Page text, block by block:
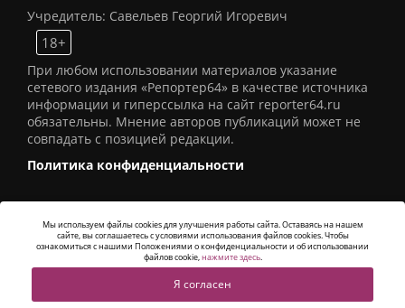
Учредитель: Савельев Георгий Игоревич
18+
При любом использовании материалов указание
сетевого издания «Репортер64» в качестве источника
информации и гиперссылка на сайт reporter64.ru
обязательны. Мнение авторов публикаций может не
совпадать с позицией редакции.
Политика конфиденциальности
© 2016СИ «Репортер64». Все права защищены -
Alatis Studio
Мы используем файлы cookies для улучшения работы сайта. Оставаясь на нашем
сайте, вы соглашаетесь с условиями использования файлов cookies. Чтобы
ознакомиться с нашими Положениями о конфиденциальности и об использовании
файлов cookie,нажмите здесь.
Я согласен